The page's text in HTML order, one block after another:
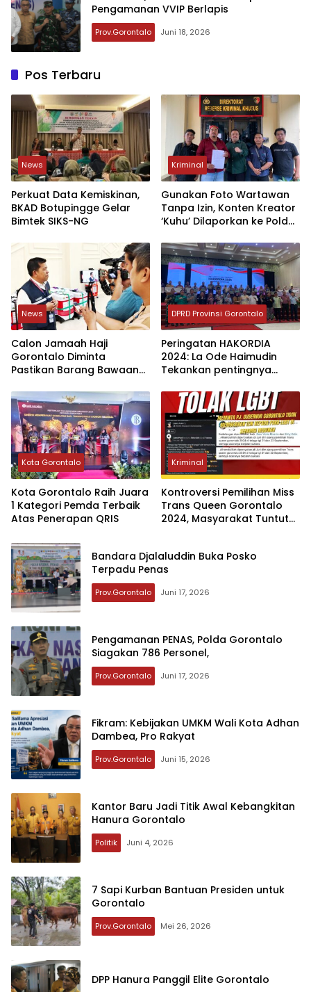
Pengamanan VVIP Berlapis
Prov.Gorontalo Juni 18, 2026
Pos Terbaru
News
Perkuat Data Kemiskinan,
BKAD Botupingge Gelar
Bimtek SIKS-NG
Kriminal
Gunakan Foto Wartawan
Tanpa Izin, Konten Kreator
‘Kuhu’ Dilaporkan ke Polda
News
Calon Jamaah Haji
Gorontalo Diminta
Pastikan Barang Bawaan
DPRD Provinsi Gorontalo
Peringatan HAKORDIA
2024: La Ode Haimudin
Tekankan pentingnya
Kota Gorontalo
Kota Gorontalo Raih Juara
1 Kategori Pemda Terbaik
Atas Penerapan QRIS
Kriminal
Kontroversi Pemilihan Miss
Trans Queen Gorontalo
2024, Masyarakat Tuntut
Bandara Djalaluddin Buka Posko
Terpadu Penas
Prov.Gorontalo Juni 17, 2026
Pengamanan PENAS, Polda Gorontalo
Siagakan 786 Personel,
Prov.Gorontalo Juni 17, 2026
Fikram: Kebijakan UMKM Wali Kota Adhan
Dambea, Pro Rakyat
Prov.Gorontalo Juni 15, 2026
Kantor Baru Jadi Titik Awal Kebangkitan
Hanura Gorontalo
Politik Juni 4, 2026
7 Sapi Kurban Bantuan Presiden untuk
Gorontalo
Prov.Gorontalo Mei 26, 2026
DPP Hanura Panggil Elite Gorontalo